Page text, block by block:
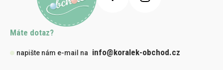
Máte dotaz?
napište nám e-mail na info@koralek-obchod.cz